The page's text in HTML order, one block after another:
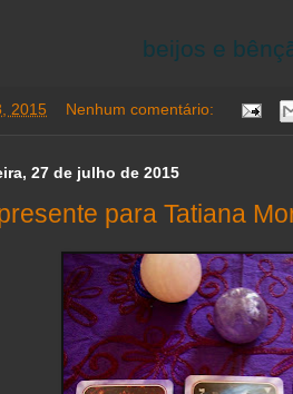
beijos e
2015 Nenhum comentário:
27 de julho de 2015
para Tatiana